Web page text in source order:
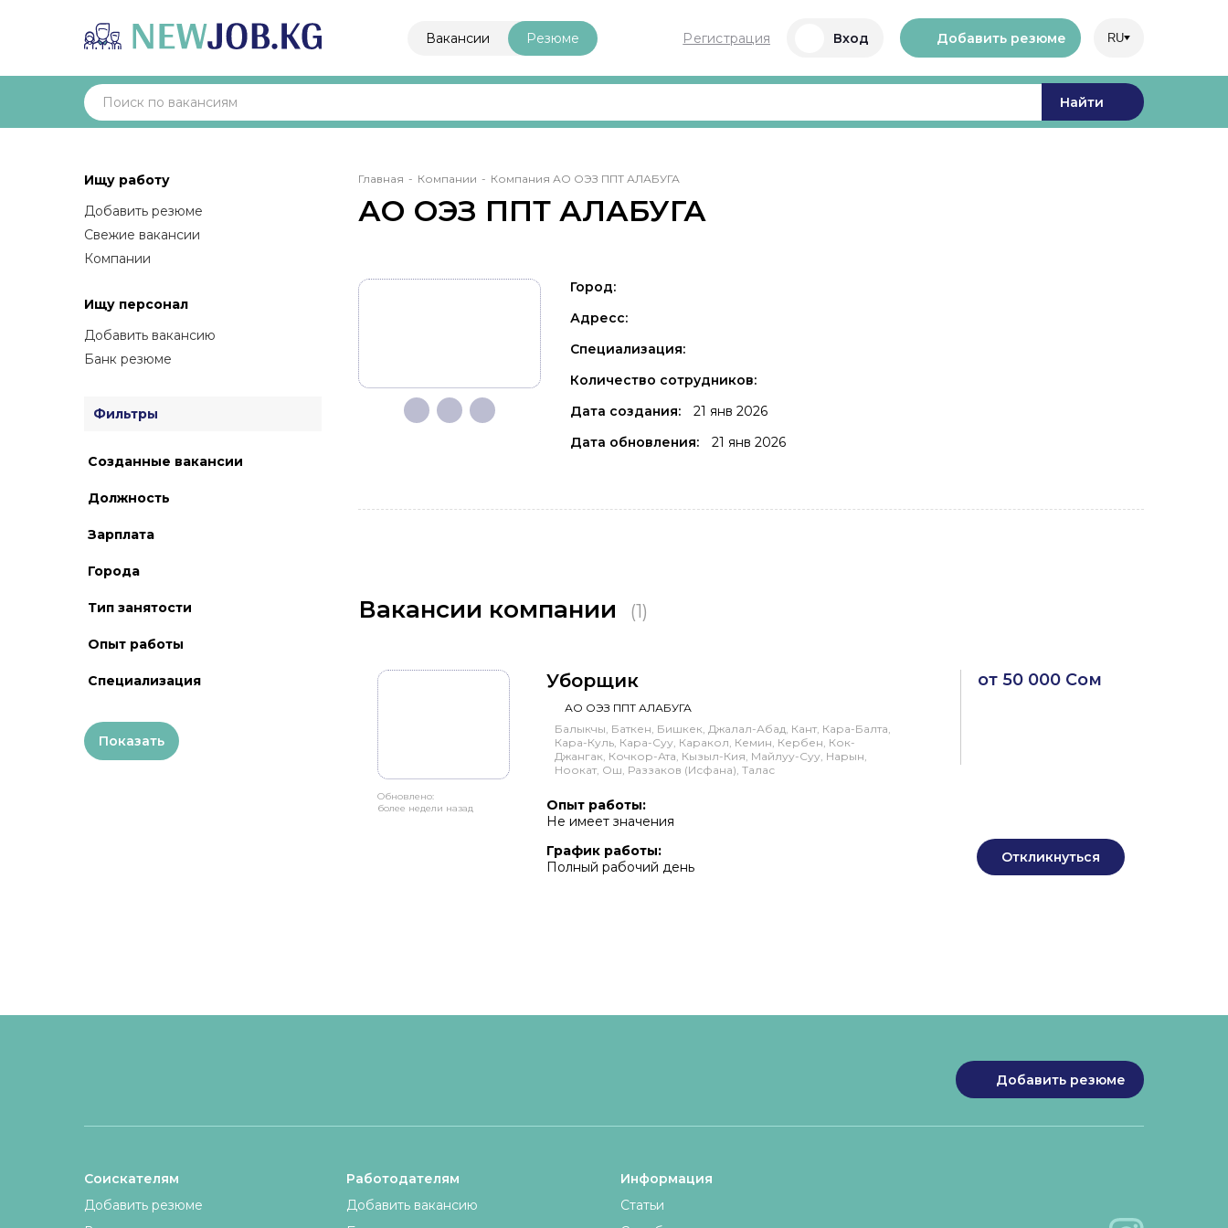
Вакансии Резюме Регистрация Вход Добавить резюме RU
Найти
Ищу работу
Добавить резюме
Свежие вакансии
Компании
Ищу персонал
Добавить вакансию
Банк резюме
Фильтры
Созданные вакансии
Должность
Зарплата
Города
Тип занятости
Опыт работы
Специализация
Строка
навигации
Главная Компании Компания АО ОЭЗ ППТ АЛАБУГА
АО ОЭЗ ППТ АЛАБУГА
Город:
Адресс:
Специализация:
Количество сотрудников:
Дата создания:
21 янв 2026
Дата обновления:
21 янв 2026
Вакансии компании (1)
Обновлено:
более недели назад
Уборщик
АО ОЭЗ ППТ АЛАБУГА
Балыкчы, Баткен, Бишкек, Джалал-Абад, Кант, Кара-Балта,
Кара-Куль, Кара-Суу, Каракол, Кемин, Кербен, Кок-
Джангак, Кочкор-Ата, Кызыл-Кия, Майлуу-Суу, Нарын,
Ноокат, Ош, Раззаков (Исфана), Талас
Опыт работы:
Не имеет значения
График работы:
Полный рабочий день
от 50 000 Сом
Откликнуться
Добавить резюме
Соискателям
Добавить резюме
Работодателям
Добавить вакансию
Информация
Статьи